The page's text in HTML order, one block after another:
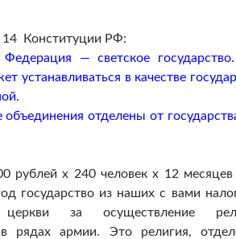
14 Конституции РФ:
— светское
устанавливаться в качестве
объединения отделены от
рублей х 240 человек х 12
государство из наших с вами
церкви за осуществление
в рядах армии. Это религия,